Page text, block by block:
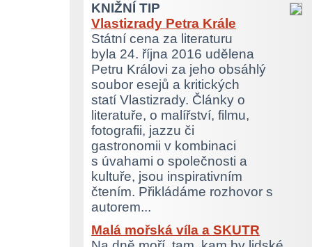
KNIŽNÍ TIP
Vlastizrady Petra Krále
Státní cena za literaturu
byla 24. října 2016 udělena
Petru Královi za jeho obsáhlý
soubor esejů a kritických
statí Vlastizrady. Články o
literatuře, o malířství, filmu,
fotografii, jazzu či
gastronomii v kombinaci
s úvahami o společnosti a
kultuře, jsou inspirativním
čtením. Přikládáme rozhovor s
autorem...
Malá mořská víla a SKUTR